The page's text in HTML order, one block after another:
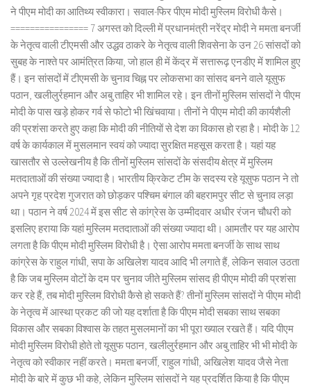
ने पीएम मोदी का आतिथ्य स्वीकारा। सवाल-फिर पीएम मोदी मुस्लिम विरोधी कैसे।
================ 7 अगस्त को दिल्ली में प्रधानमंत्री नरेंद्र मोदी ने ममता बनर्जी
के नेतृत्व वाली टीएमसी और उद्धव ठाकरे के नेतृत्व वाली शिवसेना के उन 26 सांसदों को
सुबह के नाश्ते पर आमंत्रित किया, जो हाल ही में केंद्र में सत्तारूढ़ एनडीए में शामिल हुए
हैं। इन सांसदों में टीएमसी के चुनाव चिह्न पर लोकसभा का सांसद बनने वाले यूसुफ
पठान, खलीलुर्रहमान और अबु ताहिर भी शामिल रहे। इन तीनों मुस्लिम सांसदों ने पीएम
मोदी के पास खड़े होकर गर्व से फोटो भी खिंचवाया। तीनों ने पीएम मोदी की कार्यशैली
की प्रशंसा करते हुए कहा कि मोदी की नीतियों से देश का विकास हो रहा है। मोदी के 12
वर्ष के कार्यकाल में मुसलमान स्वयं को ज्यादा सुरक्षित महसूस करता है। यहां यह
खासतौर से उल्लेखनीय है कि तीनों मुस्लिम सांसदों के संसदीय क्षेत्र में मुस्लिम
मतदाताओं की संख्या ज्यादा है। भारतीय क्रिकेट टीम के सदस्य रहे यूसुफ पठान ने तो
अपने गृह प्रदेश गुजरात को छोड़कर पश्चिम बंगाल की बहरामपुर सीट से चुनाव लड़ा
था। पठान ने वर्ष 2024 में इस सीट से कांग्रेस के उम्मीदवार अधीर रंजन चौधरी को
इसलिए हराया कि यहां मुस्लिम मतदाताओं की संख्या ज्यादा थी। आमतौर पर यह आरोप
लगता है कि पीएम मोदी मुस्लिम विरोधी है। ऐसा आरोप ममता बनर्जी के साथ साथ
कांग्रेस के राहुल गांधी, सपा के अखिलेश यादव आदि भी लगाते हैं, लेकिन सवाल उठता
है कि जब मुस्लिम वोटों के दम पर चुनाव जीते मुस्लिम सांसद ही पीएम मोदी की प्रशंसा
कर रहे हैं, तब मोदी मुस्लिम विरोधी कैसे हो सकते हैं? तीनों मुस्लिम सांसदों ने पीएम मोदी
के नेतृत्व में आस्था प्रकट की जो यह दर्शाता है कि पीएम मोदी सबका साथ सबका
विकास और सबका विश्वास के तहत मुसलमानों का भी पूरा ख्याल रखते हैं। यदि पीएम
मोदी मुस्लिम विरोधी होते तो यूसुफ पठान, खलीलुर्रहमान और अबु ताहिर भी भी मोदी के
नेतृत्व को स्वीकार नहीं करते। ममता बनर्जी, राहुल गांधी, अखिलेश यादव जैसे नेता
मोदी के बारे में कुछ भी कहे, लेकिन मुस्लिम सांसदों ने यह प्रदर्शित किया है कि पीएम